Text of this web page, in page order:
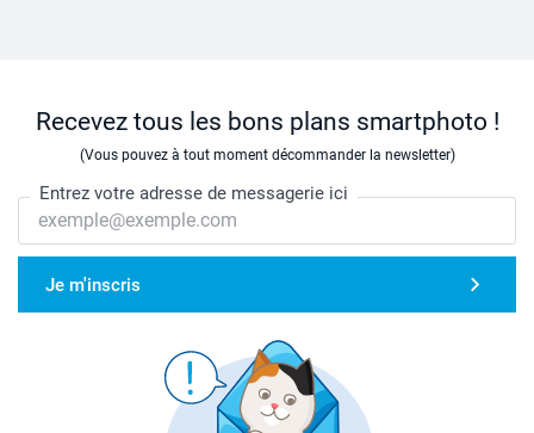
Recevez tous les bons plans smartphoto !
(Vous pouvez à tout moment décommander la newsletter)
Entrez votre adresse de messagerie ici
Je m'inscris